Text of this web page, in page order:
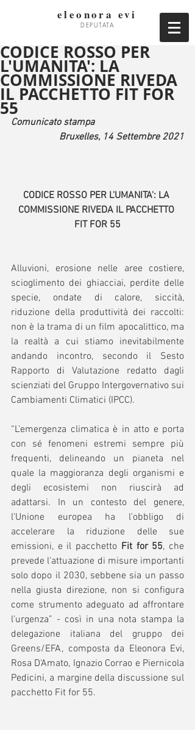
eleonora evi
DEPUTATA
CODICE ROSSO PER
L'UMANITA': LA
COMMISSIONE RIVEDA
IL PACCHETTO FIT FOR
55
Comunicato stampa
Bruxelles, 14 Settembre 2021
CODICE ROSSO PER L'UMANITA': LA
COMMISSIONE RIVEDA IL PACCHETTO
FIT FOR 55
Alluvioni, erosione nelle aree costiere,
scioglimento dei ghiacciai, perdite delle
specie, ondate di calore, siccità,
riduzione della produttività dei raccolti:
non è la trama di un film apocalittico, ma
la realtà a cui stiamo inevitabilmente
andando incontro, secondo il Sesto
Rapporto di Valutazione redatto dagli
scienziati del Gruppo Intergovernativo sui
Cambiamenti Climatici (IPCC).
“L’emergenza climatica è in atto e porta
con sé fenomeni estremi sempre più
frequenti, delineando un pianeta nel
quale la maggioranza degli organismi e
degli ecosistemi non riuscirà ad
adattarsi. In un contesto del genere,
l'Unione europea ha l'obbligo di
accelerare la riduzione delle sue
emissioni, e il pacchetto Fit for 55, che
prevede l'attuazione di misure importanti
solo dopo il 2030, sebbene sia un passo
nella giusta direzione, non si configura
come strumento adeguato ad affrontare
l’urgenza” - così in una nota stampa la
delegazione italiana del gruppo dei
Greens/EFA, composta da Eleonora Evi,
Rosa D'Amato, Ignazio Corrao e Piernicola
Pedicini, a margine della discussione sul
pacchetto Fit for 55.